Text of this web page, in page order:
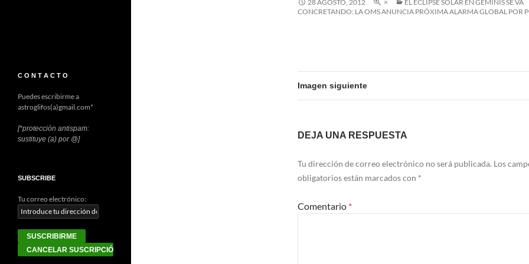
28 AGOSTO, 2012 ×
EL ECLIPSE SOLAR EN GÉMINIS SE VA
CONCRETANDO: LA OMS ANUNCIA PRÓXIMA ALARMA GLOBAL POR
Imagen siguiente
DEJA UNA RESPUESTA
Tu dirección de correo electrónico no será publicada. Los
obligatorios están marcados con *
Comentario *
C O N T A C T O
Puedes escribirme a
astroglifos(a)gmail.com*
[*protección antispam:
sustituye (a) por @]
SUBSCRIBE
Tu correo electrónico: